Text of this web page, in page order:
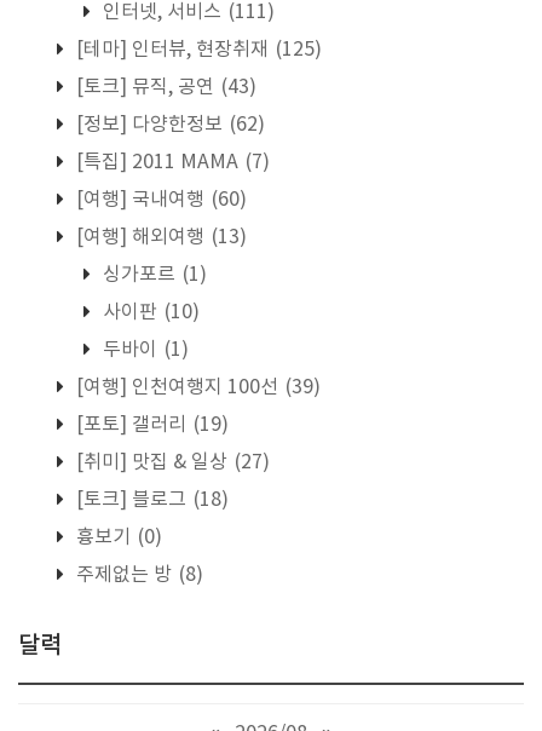
인터넷, 서비스 (111)
[테마] 인터뷰, 현장취재 (125)
[토크] 뮤직, 공연 (43)
[정보] 다양한정보 (62)
[특집] 2011 MAMA (7)
[여행] 국내여행 (60)
[여행] 해외여행 (13)
싱가포르 (1)
사이판 (10)
두바이
(1)
[여행] 인천여행지 100선 (39)
[포토] 갤러리
(19)
[취미] 맛집 & 일상 (27)
[토크] 블로그 (18)
흉보기
(0)
주제없는 방 (8)
달력